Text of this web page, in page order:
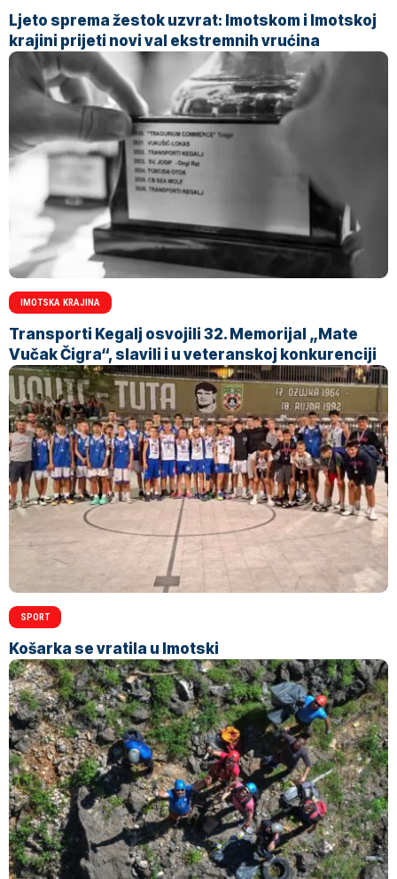
Ljeto sprema žestok uzvrat: Imotskom i Imotskoj
krajini prijeti novi val ekstremnih vrućina
IMOTSKA KRAJINA
Transporti Kegalj osvojili 32. Memorijal „Mate
Vučak Čigra“, slavili i u veteranskoj konkurenciji
SPORT
Košarka se vratila u Imotski